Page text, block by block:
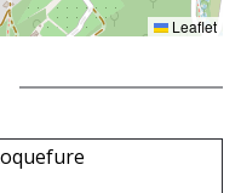
Leaflet